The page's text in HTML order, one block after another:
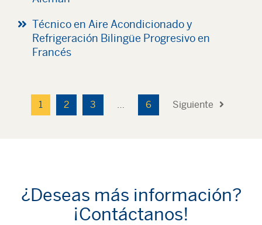
Técnico en Aire Acondicionado y
Refrigeración Bilingüe Progresivo en
Francés
1 2 3 … 6 Siguiente
¿Deseas más información?
¡Contáctanos!